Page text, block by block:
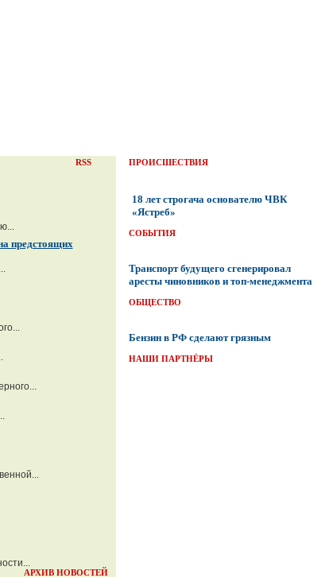
RSS
предстоящих
АРХИВ НОВОСТЕЙ
ПРОИСШЕСТВИЯ
18 лет строгача основателю ЧВК
«Ястреб»
СОБЫТИЯ
Транспорт будущего сгенерировал
аресты чиновников и топ-менеджмента
ОБЩЕСТВО
Бензин в РФ сделают грязным
НАШИ ПАРТНЁРЫ